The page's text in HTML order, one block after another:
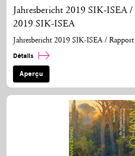
Jahresbericht 2019 SIK-ISEA
2019 SIK-ISEA
Jahresbericht 2019 SIK-ISEA /
Détails
Aperçu